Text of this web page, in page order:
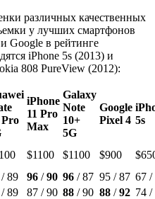
различных качественных
у лучших смартфонов
Google в рейтинге
iPhone 5s (2013) и
808 PureView (2012):
Pro
iPhone
11 Pro
Max
Galaxy
Note
10+
5G
Google
Pixel 4 5s
$1100 $1100 $900
/ 89 96 /90 96 / 87 95 / 87 67 /
/ 89 87 / 90 88 / 90 88 /92 74 /